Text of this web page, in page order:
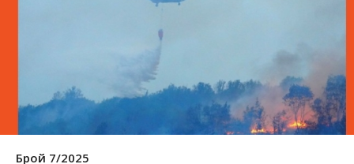
Брой 7/2025